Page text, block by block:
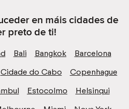
en máis cidades de
preto de ti!
Bali Bangkok
Barcelona
Cidade do Cabo
Copenhague
Estocolmo
Helsinqui